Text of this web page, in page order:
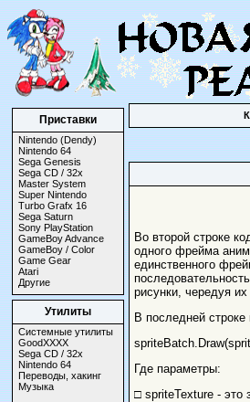
Приставки
Nintendo (Dendy)
Nintendo 64
Sega Genesis
Sega CD / 32x
Master System
Super Nintendo
Turbo Grafx 16
Sega Saturn
Sony PlayStation
GameBoy Advance
GameBoy / Color
Game Gear
Atari
Другие
Утилиты
Системные утилиты
GoodXXXX
Sega CD / 32x
Nintendo 64
Переводы, хакинг
Музыка
Во второй строке
одного фрейма
единственного
рисунки, чередуя
В последней
Где параметры:
□ spriteTexture - это